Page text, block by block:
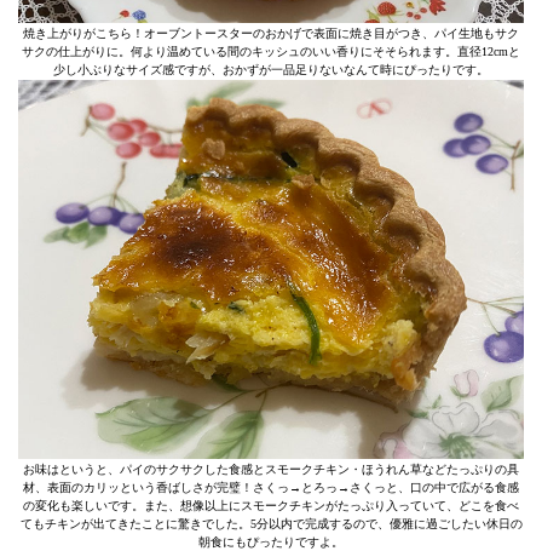
焼き上がりがこちら！オーブントースターのおかげで表面に焼き目がつき、パイ生地もサク
サクの仕上がりに。何より温めている間のキッシュのいい香りにそそられます。直径12cmと
少し小ぶりなサイズ感ですが、おかずが一品足りないなんて時にぴったりです。
お味はというと、パイのサクサクした食感とスモークチキン・ほうれん草などたっぷりの具
材、表面のカリッという香ばしさが完璧！さくっ→とろっ→さくっと、口の中で広がる食感
の変化も楽しいです。また、想像以上にスモークチキンがたっぷり入っていて、どこを食べ
てもチキンが出てきたことに驚きでした。5分以内で完成するので、優雅に過ごしたい休日の
朝食にもぴったりですよ。